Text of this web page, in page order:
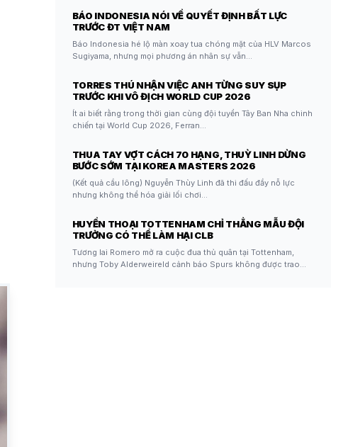
BÁO INDONESIA NÓI VỀ QUYẾT ĐỊNH BẤT LỰC
TRƯỚC ĐT VIỆT NAM
Báo Indonesia hé lộ màn xoay tua chóng mặt của HLV Marcos
Sugiyama, nhưng mọi phương án nhân sự vẫn…
TORRES THÚ NHẬN VIỆC ANH TỪNG SUY SỤP
TRƯỚC KHI VÔ ĐỊCH WORLD CUP 2026
Ít ai biết rằng trong thời gian cùng đội tuyển Tây Ban Nha chinh
chiến tại World Cup 2026, Ferran…
THUA TAY VỢT CÁCH 70 HẠNG, THUỲ LINH DỪNG
BƯỚC SỚM TẠI KOREA MASTERS 2026
(Kết quả cầu lông) Nguyễn Thùy Linh đã thi đấu đầy nỗ lực
nhưng không thể hóa giải lối chơi…
HUYỀN THOẠI TOTTENHAM CHỈ THẲNG MẪU ĐỘI
TRƯỞNG CÓ THỂ LÀM HẠI CLB
Tương lai Romero mở ra cuộc đua thủ quân tại Tottenham,
nhưng Toby Alderweireld cảnh báo Spurs không được trao…